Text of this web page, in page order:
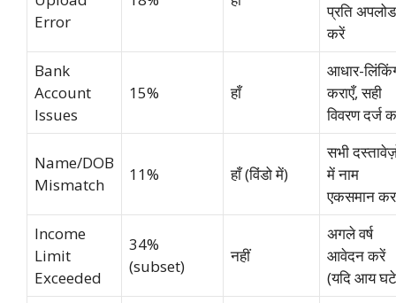
Error
प्रति अपलोड
करें
Bank
Account
Issues
15% हाँ
आधार-
कराएँ, सही
विवरण दर्ज
Name/DOB
Mismatch
11% हाँ (विंडो में)
सभी
में नाम
एकसमान
Income
Limit
Exceeded
34%
(subset)
नहीं
अगले वर्ष
आवेदन करें
(यदि आय